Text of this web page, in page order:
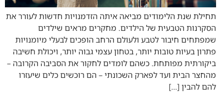
תחילת שנת הלימודים מביאה איתה הזדמנויות חדשות לעורר את
הסקרנות הטבעית של הילדים. מחקרים מראים שילדים
שמפתחים חיבור לטבע ולעולם הרחב הופכים לבעלי מיומנויות
פתרון בעיות טובות יותר, בטחון עצמי גבוה יותר, ויכולת חשיבה
ביקורתית מפותחת. כשהם לומדים לחקור את הסביבה הקרובה –
מהחצר הבית ועד לפארק השכונתי – הם רוכשים כלים שיעזרו
להם להבין […]